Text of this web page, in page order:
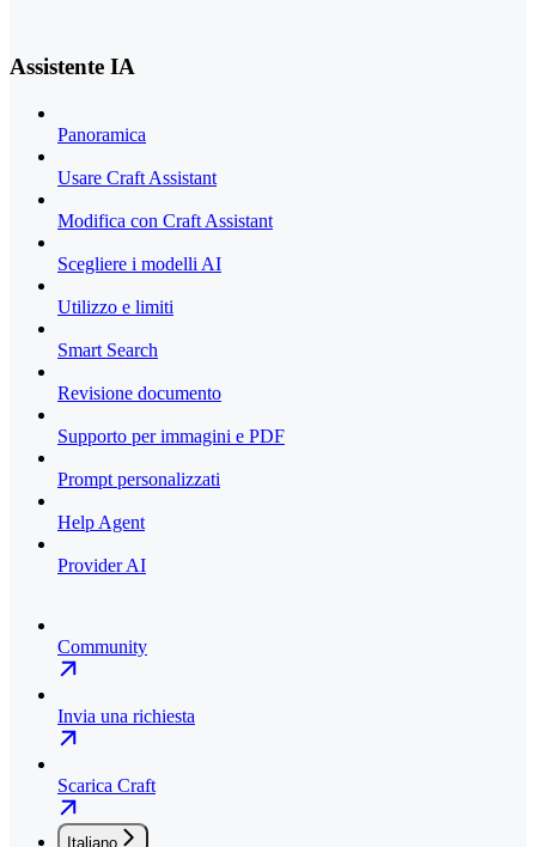
Assistente IA
Panoramica
Usare Craft Assistant
Modifica con Craft Assistant
Scegliere i modelli AI
Utilizzo e limiti
Smart Search
Revisione documento
Supporto per immagini e PDF
Prompt personalizzati
Help Agent
Provider AI
Community
Invia una richiesta
Scarica Craft
Italiano